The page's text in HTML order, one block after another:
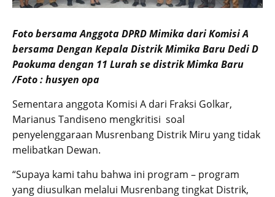
Foto bersama Anggota DPRD Mimika dari Komisi A
bersama Dengan Kepala Distrik Mimika Baru Dedi D
Paokuma dengan 11 Lurah se distrik Mimka Baru
/Foto : husyen opa
Sementara anggota Komisi A dari Fraksi Golkar,
Marianus Tandiseno mengkritisi soal
penyelenggaraan Musrenbang Distrik Miru yang tidak
melibatkan Dewan.
“Supaya kami tahu bahwa ini program – program
yang diusulkan melalui Musrenbang tingkat Distrik,